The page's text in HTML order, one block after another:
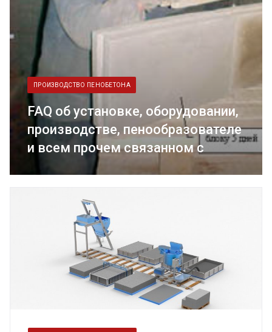
ПРОИЗВОДСТВО ПЕНОБЕТОНА
FAQ об установке, оборудовании,
производстве, пенообразователе
и всем прочем связанном с
пенобетоном